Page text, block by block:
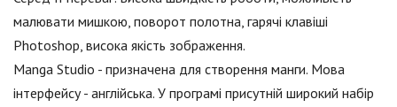
малювати мишкою, поворот полотна, гарячі клавіші
Photoshop, висока якість зображення.
Manga Studio - призначена для створення манги. Мова
інтерфейсу - англійська. У програмі присутній широкий набір